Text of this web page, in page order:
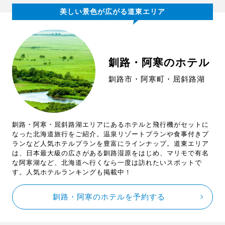
美しい景色が広がる道東エリア
釧路・阿寒のホテル
釧路市・阿寒町・屈斜路湖
釧路・阿寒・屈斜路湖エリアにあるホテルと飛行機がセットに
なった北海道旅行をご紹介。温泉リゾートプランや食事付きプ
ランなど人気ホテルプランを豊富にラインナップ。道東エリア
は、日本最大級の広さがある釧路湿原をはじめ、マリモで有名
な阿寒湖など、北海道へ行くなら一度は訪れたいスポットで
す。人気ホテルランキングも掲載中！
釧路・阿寒のホテルを予約する